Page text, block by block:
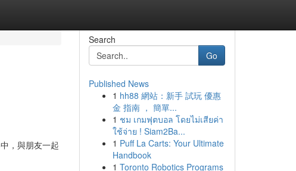
，與朋友一起
Search
Go
Published News
1 hh88 網站：新手 試玩 優惠
金 指南 ， 簡單...
1 ชม เกมฟุตบอล โดยไม่เสียค่า
ใช้จ่าย ! Siam2Ba...
1 Puff La Carts: Your Ultimate
Handbook
1 Toronto Robotics Programs